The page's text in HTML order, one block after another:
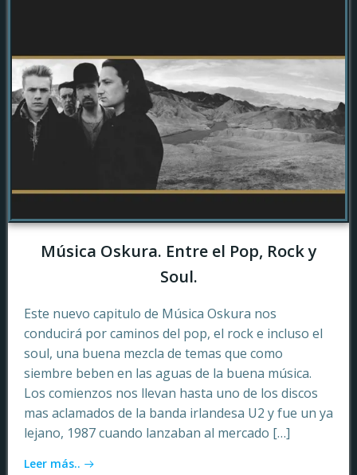
Música Oskura. Entre el Pop, Rock y
Soul.
Este nuevo capitulo de Música Oskura nos
conducirá por caminos del pop, el rock e incluso el
soul, una buena mezcla de temas que como
siembre beben en las aguas de la buena música.
Los comienzos nos llevan hasta uno de los discos
mas aclamados de la banda irlandesa U2 y fue un ya
lejano, 1987 cuando lanzaban al mercado […]
Leer más..